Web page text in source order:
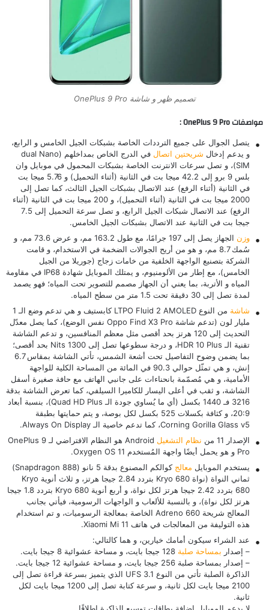
تصميم ظهر و شاشة OnePlus 9 Pro
مواصفات OnePlus 9 Pro :
يتصل الجوال على جميع الترددات الخاصة بشبكات الجيل الخامس و الرابع،
و يدعم إدخال شريحتين اتصال
في الدرج الخاص بمداخلهم (dual Nano
SIM)، و تصل سرعات الانترنت الخاصة بشبكات المحمول في موبايل وان
بلس 9 برو إلى 42.2 ميجا بت في الثانية (أثناء التحميل) و 5.76 ميجا بت
في الثانية (أثناء الرفع) عند الاتصال بشبكات الجيل الثالث، كما تصل إلى
2000 ميجا بت في الثانية (أثناء التحميل)، و 200 ميجا بت في الثانية (أثناء
الرفع) عند الاتصال شبكات الجيل الرابع، و تصل سرعة التحميل إلى 7.5
جيجا بت في الثانية عند الاتصال بشبكات الجيل الخامس.
وزن
الجهاز يصل إلى 197 جرامًا، مع طول 163.2 مم، و عرض 73.6 مم، و
سُمك 8.7 مم، و هو من أريح الجوالات الضخمة في الاستخدام، و قامت
الشركة بتصنيع الواجهة الخلفية من خامات زجاج (جوريلا من الجيل
الخامس)، مع إطار من الألومنيوم، و يمتلك الموبايل شهادة IP68 في مقاومة
المياه و الأتربة، بما يعني أن الجهاز مصمم للتصوير تحت المياه؛ فهو يصمد
لمدة تصل إلى 30 دقيقة تحت 1.5 متر من سطح المياه.
شاشة
من النوع LTPO Fluid 2 AMOLED كابستيف و هي تدعم وضع الـ 1
مليار لون (تدعم شاشة Oppo Find X3 Pro نفس الوضع)، كما يصل معدّل
التحديث إلى 120 هرتز بحد أقصى مثل معظم المنافسين، و تدعم الشاشة
تقنية الـ HDR 10 Plus، و درجة سطوعها تصل إلى 1300 Nits بحد أقصى؛
بما يضمن وضوح التفاصيل تحت أشعة الشمس، تأتي الشاشة بمقاس 6.7
إنش، و هي تمثّل حوالي 90.3 في المائة من المساحة الكلية للواجهة
الأمامية، و هي مُصمّمة بانحناءات على جانبي الهاتف مع حافة صغيرة أسفل
الشاشة، و ثقب في أعلى اليسار للكاميرا السيلفي، كما تعرض الشاشة بدقة
3216 فـ 1440 بكسل (أي ما يُساوي جودة الـ Quad HD Plus)، بنسبة أبعاد
20:9، و كثافة بكسلات 525 بكسل لكل بوصة، و يتم حمايتها بطبقة
Corning Gorilla Glass v5، كما تدعم خاصية الـ Always On Display.
الإصدار 11 من
نظام التشغيل
Android هو النظام الافتراضي لـ OnePlus 9
Pro و هو يحمل أيضًا واجهة المُستخدم Oxygen OS 11.
يستخدم الموبايل معالج
كوالكم المصنوع بدقة 5 نانو (Snapdragon 888)
ثماني النواة (نواة Kryo 680 بتردد 2.84 جيجا هرتز، و ثلاث أنوية Kryo
680 بتردد 2.42 جيجا هرتز لكل نواة، و أربع أنوية Kryo 680 بتردد 1.8 جيجا
هرتز لكل نواة)، و بالنسبة للألعاب و الواجهات الرسومية، فيأتي بجانب
المعالج شريحة Adreno 660 الخاصة بمعالجة الرسوميات، و تم استخدام
هذه التوليفة من المعالجات في هاتف Xiaomi Mi 11
.
عند الشراء سيكون أمامك خيارين، و هما كالتالي:
– إصدار بمساحة صلبة
– إصدار بمساحة صلبة 256 جيجا بايت، و مساحة عشوائية 12 جيجا بايت.
الذاكرة الصلبة تأتي من النوع UFS 3.1 الذي يتميز بسرعة قراءة تصل إلى
2100 ميجا بايت لكل ثانية، و سرعة كتابة تصل إلى 1200 ميجا بايت لكل
ثانية.